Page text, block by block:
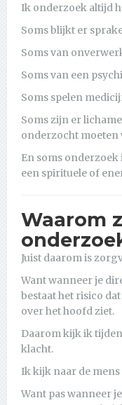
Ik onderzoek altijd
Soms blijkt er
Soms van
Soms van een
Soms spelen
Soms zijn er
onderzocht moeten
En soms
een spirituele of
Waarom
Juist daarom is
Want wanneer je
bestaat het risico
over het hoofd ziet.
Daarom kijk ik
klacht.
Ik kijk naar de
Want pas wanneer